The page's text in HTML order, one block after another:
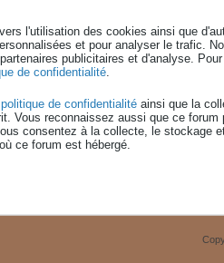
l'utilisation des cookies ainsi que
et pour analyser le trafic.
publicitaires et d'analyse.
de confidentialité.
politique de confidentialité ainsi que la
Vous reconnaissez aussi que ce forum
consentez à la collecte, le stockage
ce forum est hébergé.